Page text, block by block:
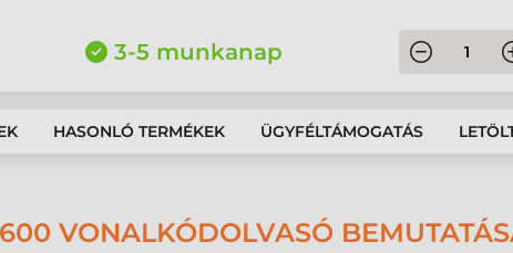
3-5 munkanap
HASONLÓ TERMÉKEK ÜGYFÉLTÁMOGATÁS
VONALKÓDOLVASÓ